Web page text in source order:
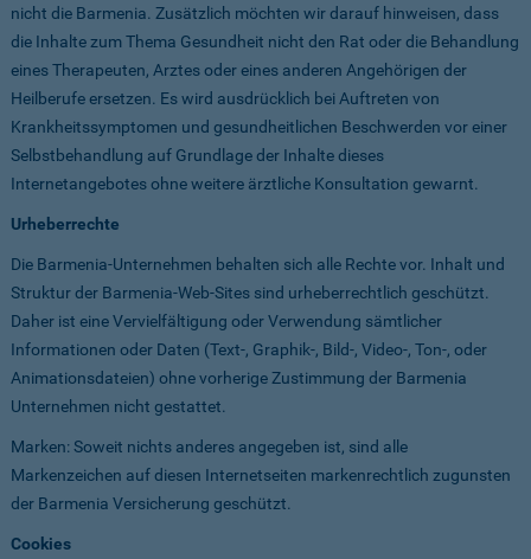
nicht die Barmenia. Zusätzlich möchten wir darauf hinweisen, dass
die Inhalte zum Thema Gesundheit nicht den Rat oder die Behandlung
eines Therapeuten, Arztes oder eines anderen Angehörigen der
Heilberufe ersetzen. Es wird ausdrücklich bei Auftreten von
Krankheitssymptomen und gesundheitlichen Beschwerden vor einer
Selbstbehandlung auf Grundlage der Inhalte dieses
Internetangebotes ohne weitere ärztliche Konsultation gewarnt.
Urheberrechte
Die Barmenia-Unternehmen behalten sich alle Rechte vor. Inhalt und
Struktur der Barmenia-Web-Sites sind urheberrechtlich geschützt.
Daher ist eine Vervielfältigung oder Verwendung sämtlicher
Informationen oder Daten (Text-, Graphik-, Bild-, Video-, Ton-, oder
Animationsdateien) ohne vorherige Zustimmung der Barmenia
Unternehmen nicht gestattet.
Marken: Soweit nichts anderes angegeben ist, sind alle
Markenzeichen auf diesen Internetseiten markenrechtlich zugunsten
der Barmenia Versicherung geschützt.
Cookies